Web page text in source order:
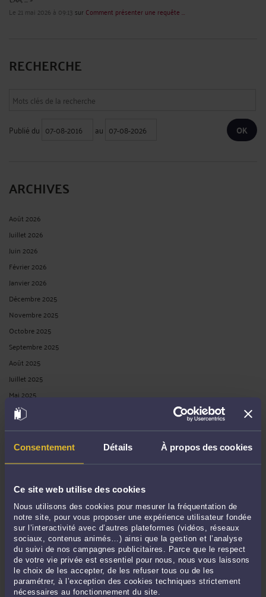
Consentement Détails À propos des cookies
Ce site web utilise des cookies
Nous utilisons des cookies pour mesurer la fréquentation de
notre site, pour vous proposer une expérience utilisateur fondée
sur l’interactivité avec d’autres plateformes (vidéos, réseaux
sociaux, contenus animés…) ainsi que la gestion et l’analyse
du suivi de nos campagnes publicitaires. Parce que le respect
de votre vie privée est essentiel pour nous, nous vous laissons
le choix de les accepter, de les refuser tous ou de les
paramétrer, à l’exception des cookies techniques strictement
nécessaires au fonctionnement du site.
Le 21 mai 2026 à 09:13 sur Comment présenter une requête ...
RECHERCHE
Publié du au
ARCHIVES
Août 2026
Juillet 2026
Juin 2026
Février 2026
Janvier 2026
Décembre 2025
Novembre 2025
Octobre 2025
Septembre 2025
Août 2025
Juillet 2025
Mai 2025
Avril 2025
Février 2025
Novembre 2024
Octobre 2024
Septembre 2024
Août 2024
Juillet 2024
Juin 2024
Mai 2024